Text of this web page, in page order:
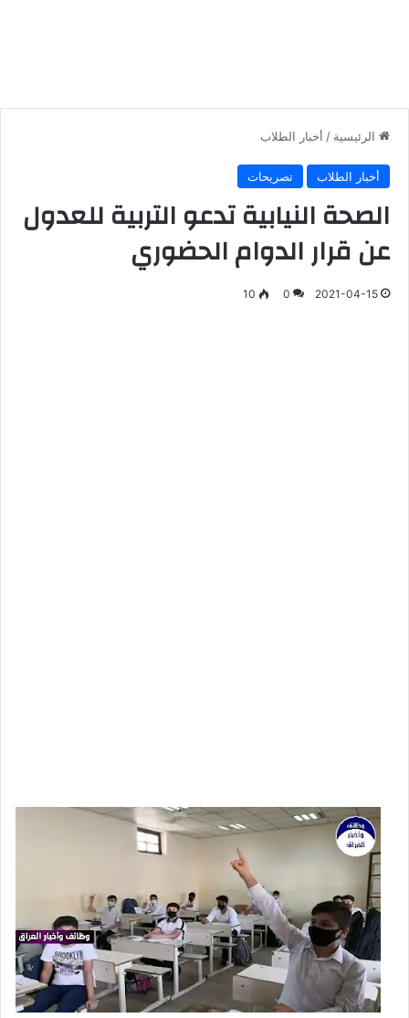
الرئيسية / أخبار الطلاب
أخبار الطلاب تصريحات
الصحة النيابية تدعو التربية للعدول
عن قرار الدوام الحضوري
2021-04-15
0
10